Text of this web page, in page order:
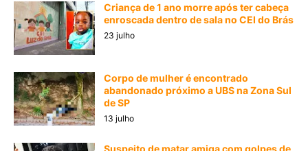
Criança de 1 ano morre após ter cabeça
enroscada dentro de sala no CEI do Brás
23 julho
Corpo de mulher é encontrado
abandonado próximo a UBS na Zona Sul
de SP
13 julho
Suspeito de matar amiga com golpes de